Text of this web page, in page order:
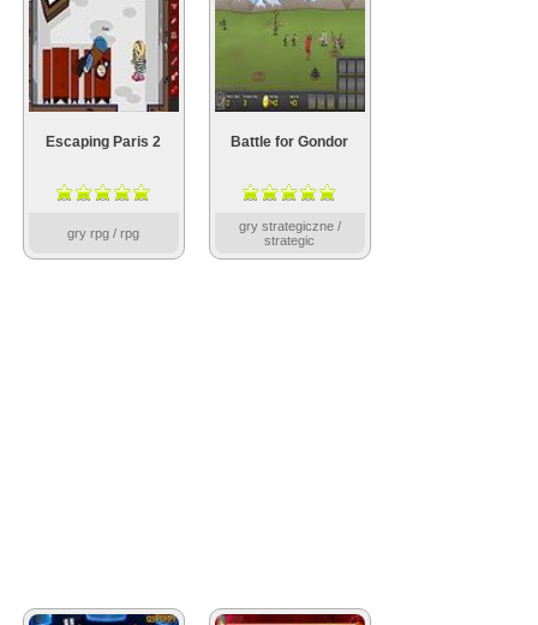
Escaping Paris 2
gry rpg / rpg
Battle for Gondor
gry strategiczne /
strategic